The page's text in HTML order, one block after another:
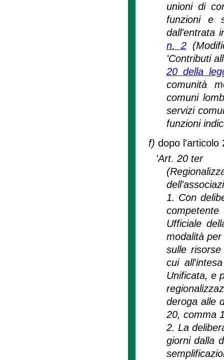
unioni di
funzioni e
dall'entrata
n. 2
'Contributi
20 della
comunità
comuni
servizi
funzioni
f) dopo l'articolo
'Art. 20 ter
1. Con
Ufficiale
modalità
sulle
cui
Unificata, e
deroga alle
20, comma
2. La
giorni dalla